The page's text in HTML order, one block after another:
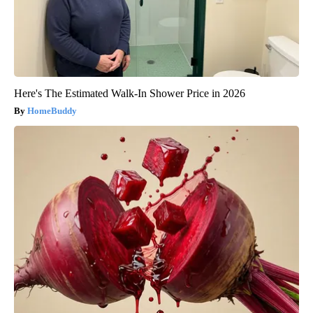
Here's The Estimated Walk-In Shower Price in 2026
HomeBuddy